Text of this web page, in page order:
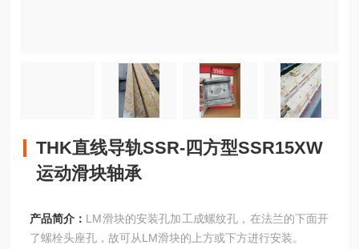
THK直线导轨SSR-四方型SSR15XW
运动滑块轴承
产品简介： LM滑块的安装孔加工成螺纹孔，在法兰的下面开
了螺栓头座孔，故可从LM滑块的上方或下方进行安装。